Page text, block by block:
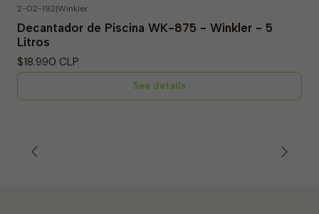
2-02-192|Winkler
Decantador de Piscina WK-875 - Winkler - 5
Litros
$18.990 CLP
See details